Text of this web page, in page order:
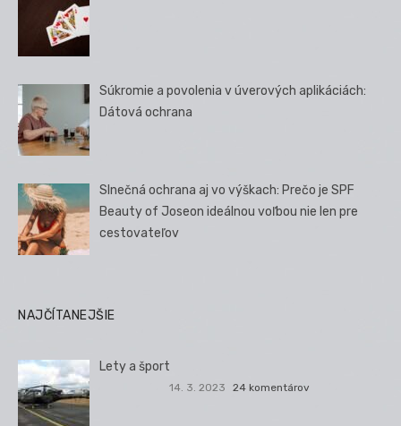
Súkromie a povolenia v úverových aplikáciách:
Dátová ochrana
Slnečná ochrana aj vo výškach: Prečo je SPF
Beauty of Joseon ideálnou voľbou nie len pre
cestovateľov
NAJČÍTANEJŠIE
Lety a šport
14. 3. 2023 24 komentárov